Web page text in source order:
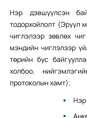
Нэр дэвшүүлсэн
тодорхойлолт (Эрүүл
чиглэлээр зөвлөх
мэндийн чиглэлээр
төрийн бус
холбоо,
протоколын хамт);
Нэр